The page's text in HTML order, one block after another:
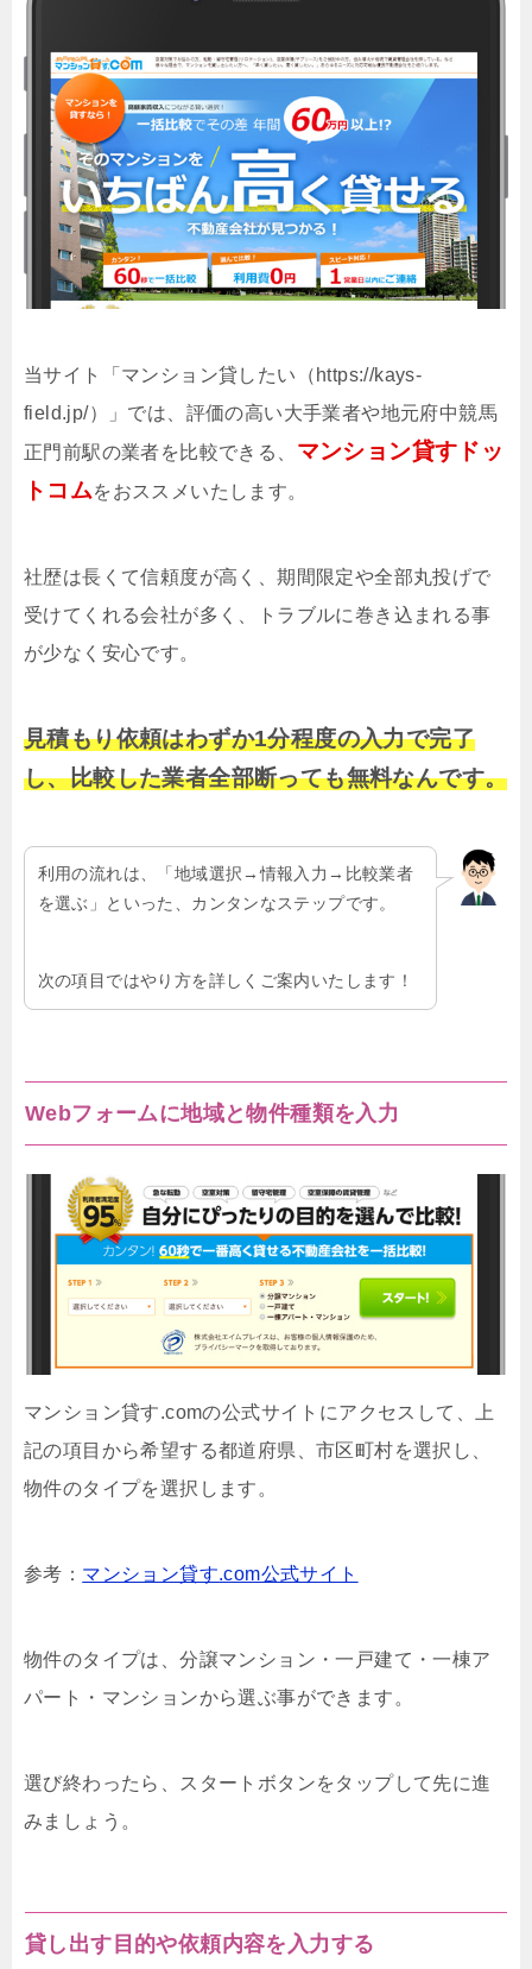
当サイト「マンション貸したい（https://kays-
field.jp/）」では、評価の高い大手業者や地元府中競馬
正門前駅の業者を比較できる、 マンション貸すドッ
トコムをおススメいたします。
社歴は長くて信頼度が高く、期間限定や全部丸投げで
受けてくれる会社が多く、トラブルに巻き込まれる事
が少なく安心です。
見積もり依頼はわずか1分程度の入力で完了
し、比較した業者全部断っても無料なんです。
利用の流れは、「地域選択→情報入力→比較業者
を選ぶ」といった、カンタンなステップです。
次の項目ではやり方を詳しくご案内いたします！
Webフォームに地域と物件種類を入力
マンション貸す.comの公式サイトにアクセスして、上
記の項目から希望する都道府県、市区町村を選択し、
物件のタイプを選択します。
参考： マンション貸す.com公式サイト
物件のタイプは、分譲マンション・一戸建て・一棟ア
パート・マンションから選ぶ事ができます。
選び終わったら、スタートボタンをタップして先に進
みましょう。
貸し出す目的や依頼内容を入力する